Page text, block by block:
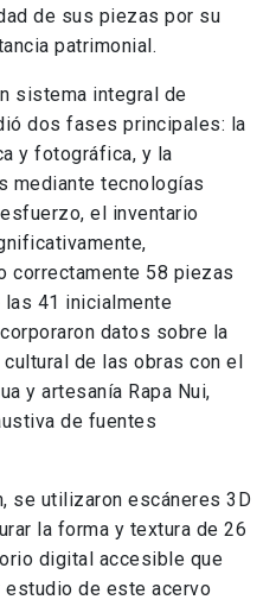
de sus piezas por su
patrimonial.
sistema integral de
dos fases principales: la
y fotográfica, y la
mediante tecnologías
el inventario
correctamente 58 piezas
las 41 inicialmente
datos sobre la
de las obras con el
y artesanía Rapa Nui,
de fuentes
se utilizaron escáneres 3D
la forma y textura de 26
digital accesible que
de este acervo